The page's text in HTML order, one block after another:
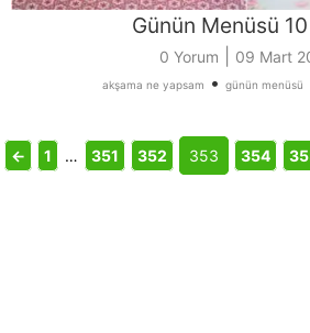
Günün Menüsü
0 Yorum 09 Mart
akşama ne yapsam • günün menüsü
← 1 … 351 352 353 354